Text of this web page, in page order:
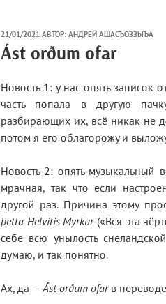
ОПУБЛИКОВАНО
21/01/2021 АВТОР: АНДРЕЙ АШАСЪОЗЗЫЪА
Ást orðum ofar
Новость 1: у нас опять записок
часть попала в другую
разбирающих их, всё никак не
потом я его облагорожу и
Новость 2: опять музыкальный
мрачная, так что если
другой раз. Причина этому
þetta Helvítis Myrkur(«Вся эта
себе всю унылость
думаю, и так понятно.
Ах, да —Ást orðum ofarв